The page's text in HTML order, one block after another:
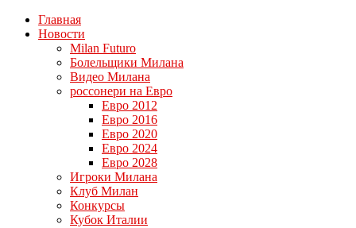
Главная
Новости
Milan Futuro
Болельщики Милана
Видео Милана
россонери на Евро
Евро 2012
Евро 2016
Евро 2020
Евро 2024
Евро 2028
Игроки Милана
Клуб Милан
Конкурсы
Кубок Италии